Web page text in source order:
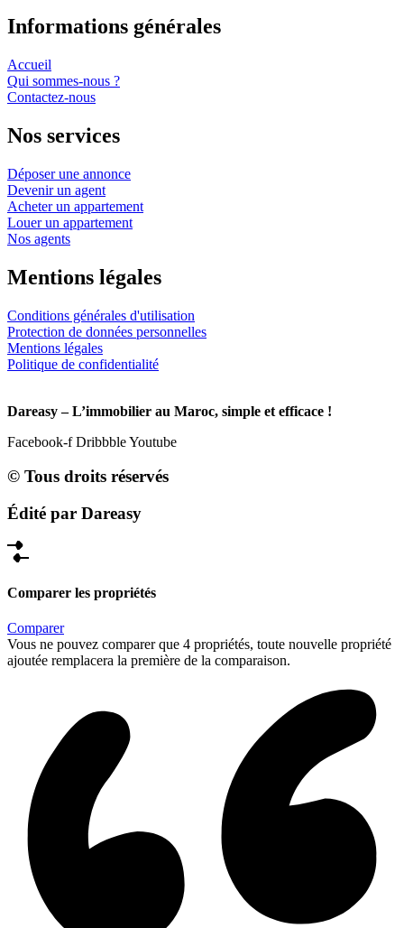
Informations générales
Accueil
Qui sommes-nous ?
Contactez-nous
Nos services
Déposer une annonce
Devenir un agent
Acheter un appartement
Louer un appartement
Nos agents
Mentions légales
Conditions générales d'utilisation
Protection de données personnelles
Mentions légales
Politique de confidentialité
Dareasy – L’immobilier au Maroc, simple et efficace !
Facebook-f DribbbleYoutube
© Tous droits réservés
Édité par Dareasy
Comparer les propriétés
Comparer
Vous ne pouvez comparer que 4 propriétés, toute nouvelle propriété
ajoutée remplacera la première de la comparaison.